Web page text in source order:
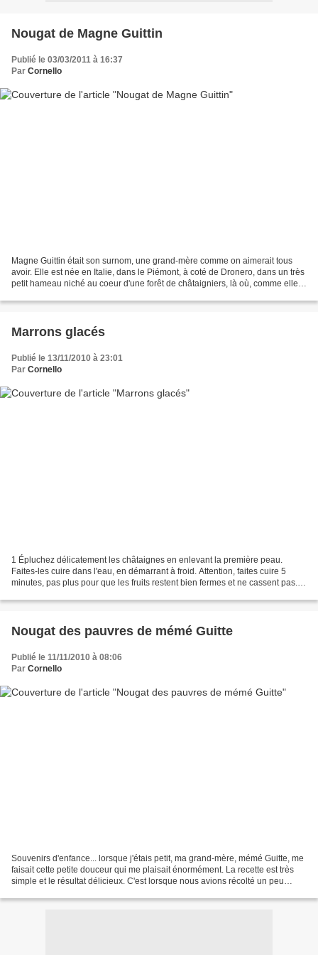
Nougat de Magne Guittin
Publié le 03/03/2011 à 16:37
Par Cornello
Magne Guittin était son surnom, une grand-mère comme on aimerait tous
avoir. Elle est née en Italie, dans le Piémont, à coté de Dronero, dans un très
petit hameau niché au coeur d'une forêt de châtaigniers, là où, comme elle
Marrons glacés
Publié le 13/11/2010 à 23:01
Par Cornello
1 Épluchez délicatement les châtaignes en enlevant la première peau.
Faites-les cuire dans l'eau, en démarrant à froid. Attention, faites cuire 5
minutes, pas plus pour que les fruits restent bien fermes et ne cassent pas. 2
Nougat des pauvres de mémé Guitte
Publié le 11/11/2010 à 08:06
Par Cornello
Souvenirs d'enfance... lorsque j'étais petit, ma grand-mère, mémé Guitte, me
faisait cette petite douceur qui me plaisait énormément. La recette est très
simple et le résultat délicieux. C'est lorsque nous avions récolté un peu